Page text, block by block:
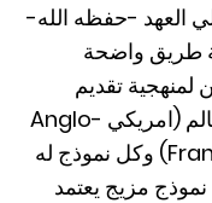
العهد -حفظه الله-
طريق واضحة
لمنهجية تقديم
الخدمات الإسعافية على مستوى العالم (امريكي Anglo-
American، أوربي Franco-German) وكل نموذج له
نموذج مزيج يعتمد